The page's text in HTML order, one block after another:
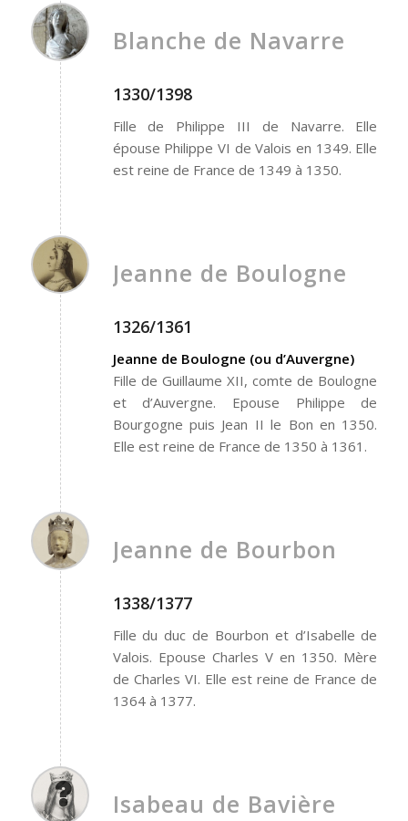
Blanche de Navarre
1330/1398
Fille de Philippe III de Navarre. Elle
épouse Philippe VI de Valois en 1349. Elle
est reine de France de 1349 à 1350.
Jeanne de Boulogne
1326/1361
Jeanne de Boulogne (ou d’Auvergne)
Fille de Guillaume XII, comte de Boulogne
et d’Auvergne. Epouse Philippe de
Bourgogne puis Jean II le Bon en 1350.
Elle est reine de France de 1350 à 1361.
Jeanne de Bourbon
1338/1377
Fille du duc de Bourbon et d’Isabelle de
Valois. Epouse Charles V en 1350. Mère
de Charles VI. Elle est reine de France de
1364 à 1377.
Isabeau de Bavière